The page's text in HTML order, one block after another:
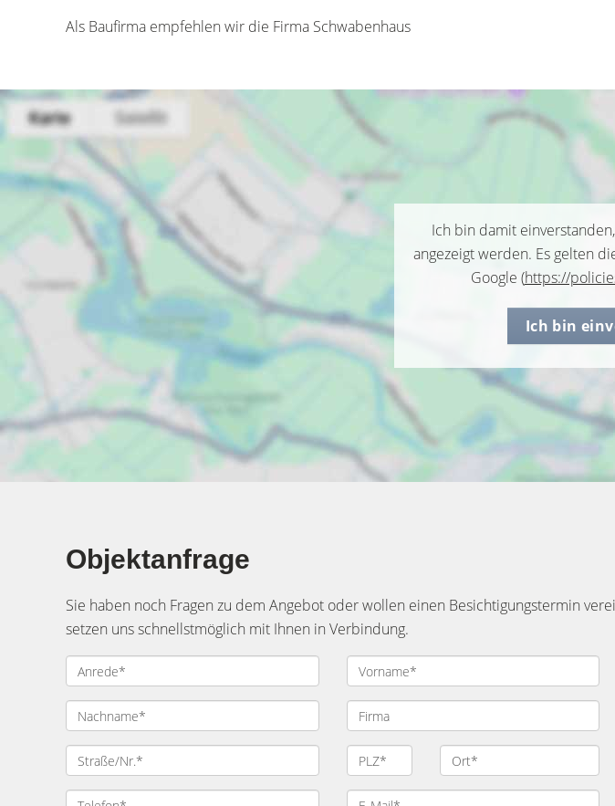
Als Baufirma empfehlen wir die Firma Schwabenhaus
Ich bin damit
angezeigt werden. Es gelten
Google (https://
Ich bin
Objektanfrage
Sie haben noch Fragen zu dem Angebot oder wollen einen Besichtigungstermin
setzen uns schnellstmöglich mit Ihnen in Verbindung.